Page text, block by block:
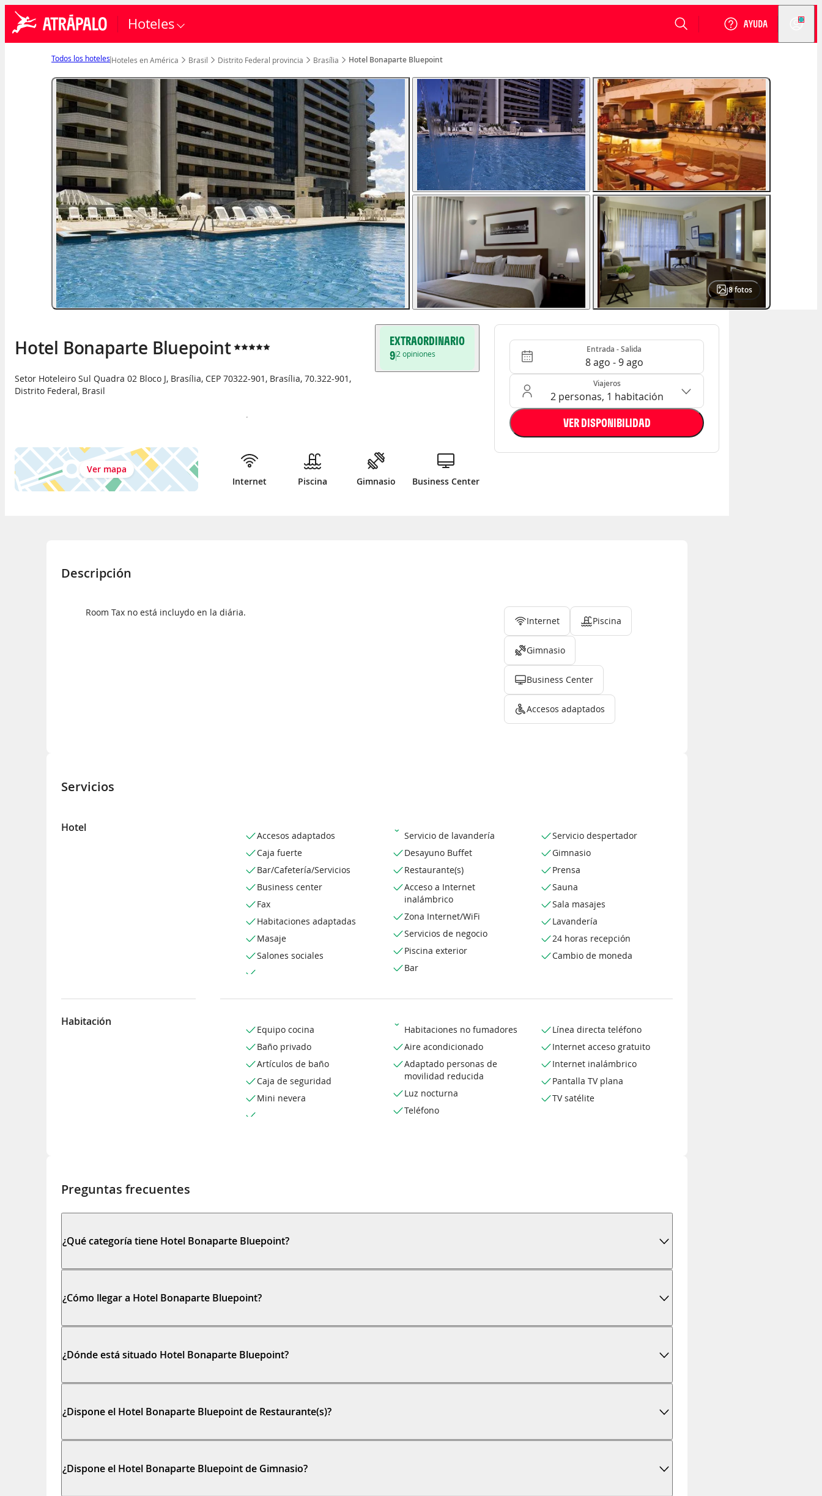
Hoteles
VER DISPONIBILIDAD
Todos los hoteles Hoteles en América Brasil Distrito Federal provincia Brasília Hotel Bonaparte Bluepoint
8fotos
Hotel Bonaparte Bluepoint
Setor Hoteleiro Sul Quadra 02 Bloco J, Brasília, CEP 70322-901 , Brasília, 70.322-901 ,
Distrito Federal, Brasil
EXTRAORDINARIO
92 opiniones
Ver mapa
Internet
Piscina Gimnasio Business Center
Entrada - Salida Entrada - Salida
8 ago - 9 ago
Ocupación: 2 personas, 1 habitación
Viajeros
2 personas, 1 habitación
VER DISPONIBILIDAD
Descripción
Room Tax no está incluydo en la diária.
Internet Piscina
Gimnasio
Business Center
Accesos adaptados
Servicios
Hotel
Accesos adaptados
Caja fuerte
Bar/Cafetería/Servicios
Business center
Fax
Habitaciones adaptadas
Masaje
Salones sociales
Servicio de lavandería
Desayuno Buffet
Restaurante(s)
Acceso a Internet
inalámbrico
Zona Internet/WiFi
Servicios de negocio
Piscina exterior
Bar
Servicio despertador
Gimnasio
Prensa
Sauna
Sala masajes
Lavandería
24 horas recepción
Cambio de moneda
Habitación
Equipo cocina
Baño privado
Artículos de baño
Caja de seguridad
Mini nevera
Habitaciones no fumadores
Aire acondicionado
Adaptado personas de
movilidad reducida
Luz nocturna
Teléfono
Línea directa teléfono
Internet acceso gratuito
Internet inalámbrico
Pantalla TV plana
TV satélite
Preguntas frecuentes
¿Qué categoría tiene Hotel Bonaparte Bluepoint?
¿Cómo llegar a Hotel Bonaparte Bluepoint?
¿Dónde está situado Hotel Bonaparte Bluepoint?
¿Dispone el Hotel Bonaparte Bluepoint de Restaurante(s)?
¿Dispone el Hotel Bonaparte Bluepoint de Gimnasio?